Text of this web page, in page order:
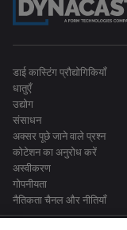
डाई कास्टिंग प्रौद्योगिकियाँ
धातुएँ
उद्योग
संसाधन
अक्सर पूछे जाने वाले प्रश्न
कोटेशन का अनुरोध करें
अस्वीकरण
गोपनीयता
नैतिकता चैनल और नीतियाँ